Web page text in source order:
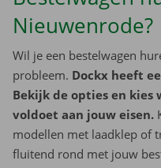
Nieuwenrode?
Wil je een bestelwagen
probleem. Dockx heeft
Bekijk de opties en kies
voldoet aan jouw eisen.
modellen met laadklep of
fluitend rond met jouw